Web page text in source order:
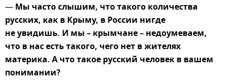
— Мы часто слышим, что такого количества
русских, как в Крыму, в России нигде
не увидишь. И мы – крымчане – недоумеваем,
что в нас есть такого, чего нет в жителях
материка. А что такое русский человек в вашем
понимании?